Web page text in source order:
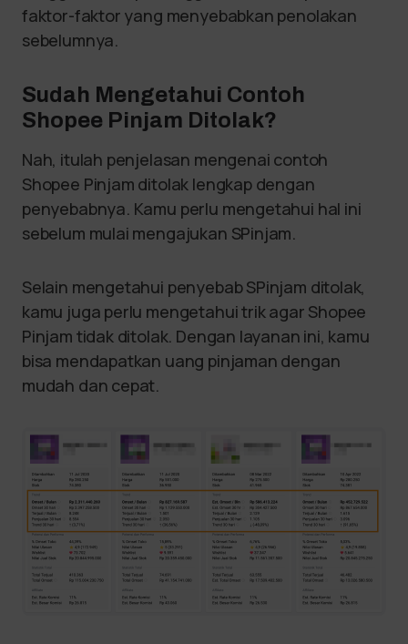
faktor-faktor yang menyebabkan penolakan
sebelumnya.
Sudah Mengetahui Contoh
Shopee Pinjam Ditolak?
Nah, itulah penjelasan mengenai contoh
Shopee Pinjam ditolak lengkap dengan
penyebabnya. Kamu perlu mengetahui hal ini
sebelum mulai mengajukan SPinjam.
Selain mengetahui penyebab SPinjam ditolak,
kamu juga perlu mengetahui trik agar Shopee
Pinjam tidak ditolak. Dengan layanan ini, kamu
bisa mendapatkan uang pinjaman dengan
mudah dan cepat.